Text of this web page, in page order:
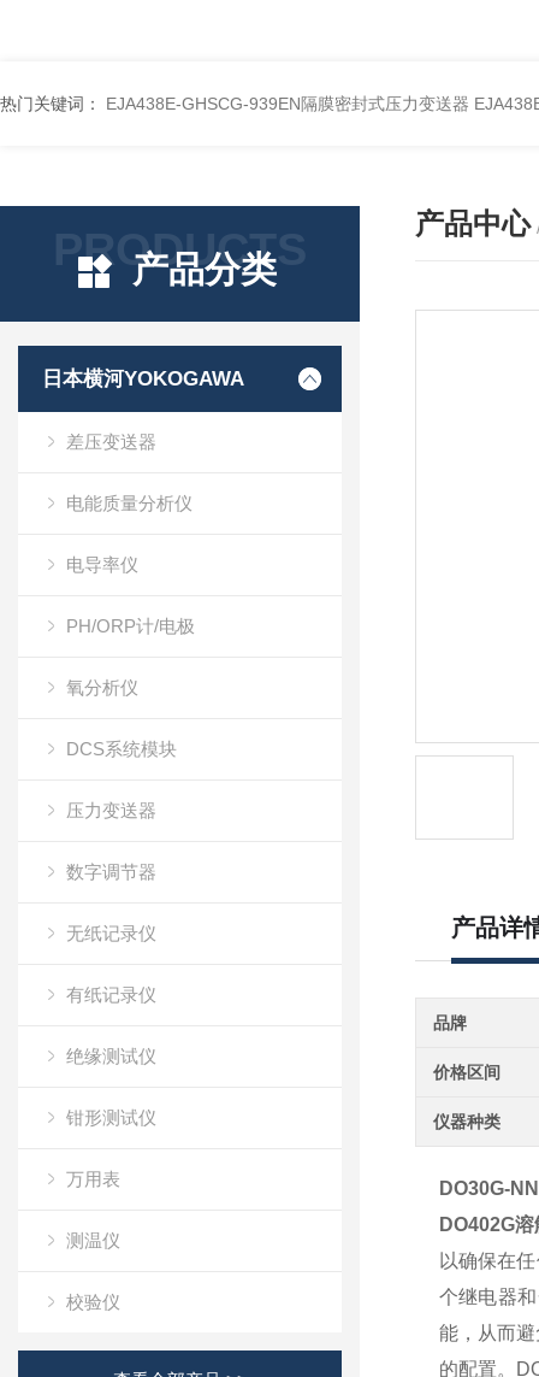
热门关键词： EJA438E-GHSCG-939EN隔膜密封式压力变送器
PRODUCTS
产品分类
日本横河YOKOGAWA
差压变送器
电能质量分析仪
电导率仪
PH/ORP计/电极
氧分析仪
DCS系统模块
压力变送器
数字调节器
无纸记录仪
有纸记录仪
绝缘测试仪
钳形测试仪
万用表
测温仪
校验仪
产品中心
产品详
品牌
价格区间
仪器种类
DO30G-
DO402G
以确保在
个继电器
能，从而
的配置。